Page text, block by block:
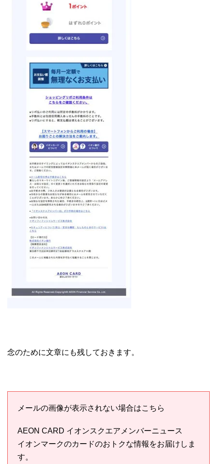
念のために文章にも残しておきます。
メールの画像が表示されない場合はこちら
AEON CARD イオンスクエアメンバーニュース
イオンマークのカードのおトクな情報をお届けしま
す。